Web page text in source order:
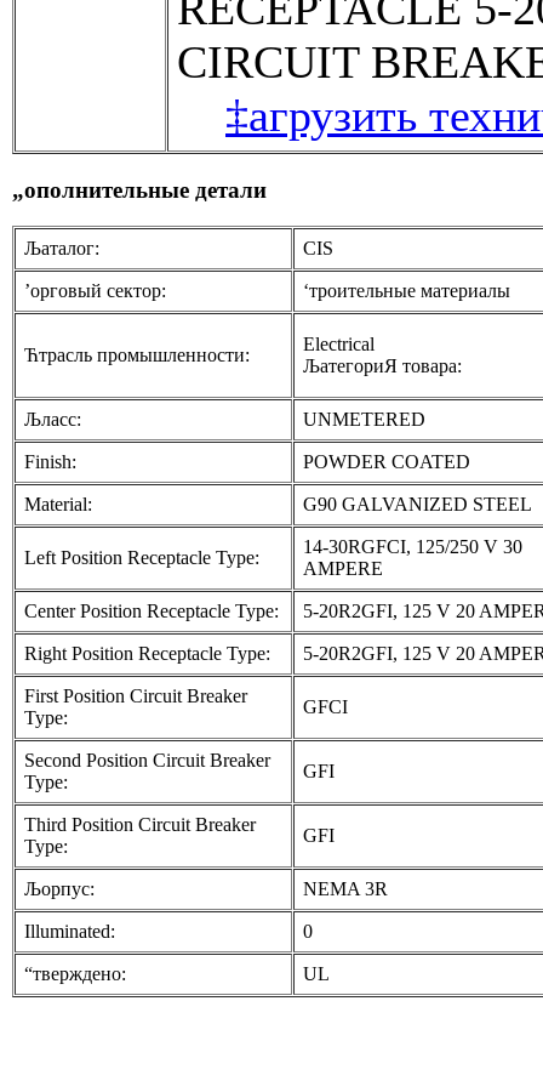
CIRCUIT
‡агрузить
„ополнительные детали
Љаталог: CIS
’орговый сектор: ‘троительные материалы
Ћтрасль промышленности:
Electrical
ЉатегориЯ товара:
Љласс: UNMETERED
Finish: POWDER COATED
Material: G90 GALVANIZED STEEL
Left Position Receptacle Type:
14-30RGFCI, 125/250 V 30
AMPERE
Center Position Receptacle Type: 5-20R2GFI, 125 V 20
Right Position Receptacle Type: 5-20R2GFI, 125 V 20
First Position Circuit Breaker
Type:
GFCI
Second Position Circuit Breaker
Type:
GFI
Third Position Circuit Breaker
Type:
GFI
Љорпус: NEMA 3R
Illuminated: 0
“тверждено: UL